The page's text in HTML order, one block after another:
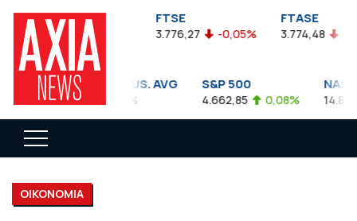
FTSEA
899,47 -0,04%
FTSE
3.776,27 -0,05%
FTASE
3.774,48 -
DOW JONES INDUS. AVG
35.911,81 -0,56%
S&P 500
4.662,85 0,08% 14.893,75
ΟΙΚΟΝΟΜΙΑ